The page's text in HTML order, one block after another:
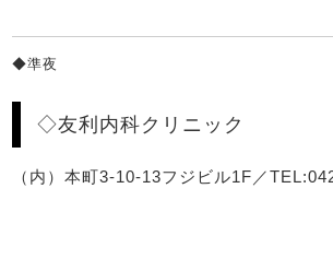
◆準夜
◇友利内科クリニック
（内）本町3-10-13フジビル1F／